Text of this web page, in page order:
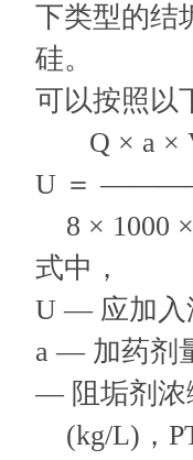
下类型的结
硅。
可以按照以
Q × a ×
U ＝
8 × 1000
式中，
U — 应加入
a — 加药剂
— 阻垢剂浓
(kg/L)，